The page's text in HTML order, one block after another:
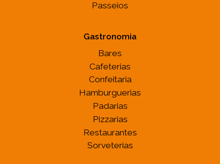
Passeios
Gastronomia
Bares
Cafeterias
Confeitaria
Hamburguerias
Padarias
Pizzarias
Restaurantes
Sorveterias